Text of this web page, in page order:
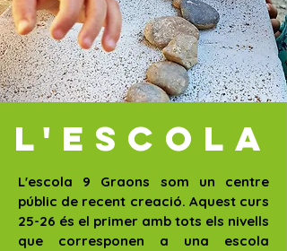
L'ESCOLA
L'escola 9 Graons som un centre
públic de recent creació. Aquest curs
25-26 és el primer amb tots els nivells
que corresponen a una escola